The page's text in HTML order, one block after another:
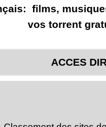
films,
vos torrent
ACCES